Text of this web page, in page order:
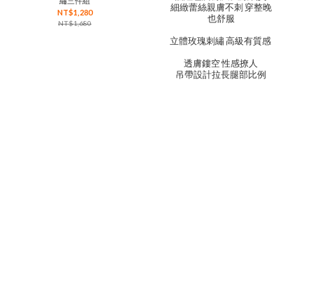
NT$1,280
NT$1,680
細緻蕾絲親膚不刺 穿整晚
也舒服
立體玫瑰刺繡 高級有質感
透膚鏤空 性感撩人
吊帶設計拉長腿部比例